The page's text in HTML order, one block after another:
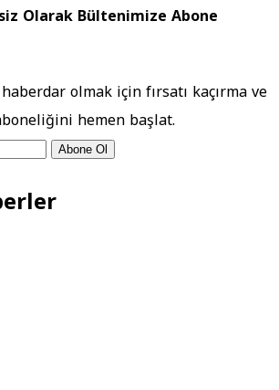
Olarak Bültenimize Abone
olmak için fırsatı kaçırma ve
hemen başlat.
Abone Ol